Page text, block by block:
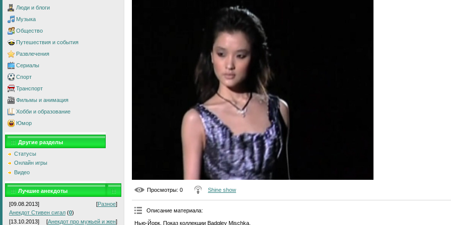
Люди и блоги
Музыка
Общество
Путешествия и события
Развлечения
Сериалы
Спорт
Транспорт
Фильмы и анимация
Хобби и образование
Юмор
Другие разделы
Статусы
Онлайн игры
Видео
Лучшие анекдоты
[09.08.2013] [Разное]
Анекдот Стивен сигал (0)
[13.10.2013]
[Анекдот про мужьей и жен]
Просмотры: 0 Shine show
Описание материала:
Нью-Йорк. Показ коллекции Badgley Mischka.